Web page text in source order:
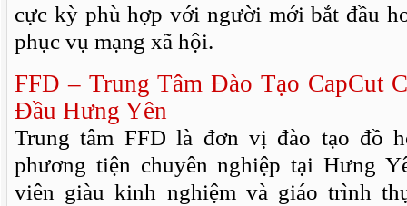
cực kỳ phù hợp với người mới bắt đầu
phục vụ mạng xã hội.
FFD – Trung Tâm Đào Tạo CapCut
Đầu Hưng Yên
Trung tâm FFD là đơn vị đào tạo đồ
phương tiện chuyên nghiệp tại Hưng
viên giàu kinh nghiệm và giáo trình